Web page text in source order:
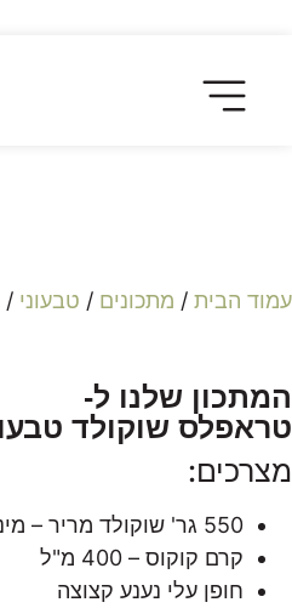
עמוד הבית / מתכונים / טבעוני /
המתכון שלנו ל-
טראפלס שוקולד
מצרכים:
550 גר' שוקולד מריר – מינימום 60%
קרם קוקוס – 400 מ"ל
חופן עלי נענע קצוצה